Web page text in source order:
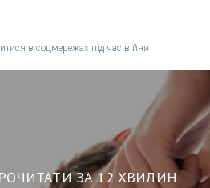
в соцмережах під час війни
ЗА 12 ХВИЛИН